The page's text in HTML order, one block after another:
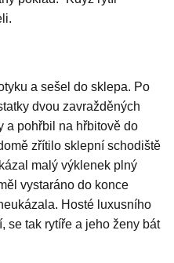
a sešel do sklepa. Po
dvou zavražděných
a pohřbil na hřbitově do
zřítilo sklepní schodiště
malý výklenek plný
vystaráno do konce
Hosté luxusního
se tak rytíře a jeho ženy bát